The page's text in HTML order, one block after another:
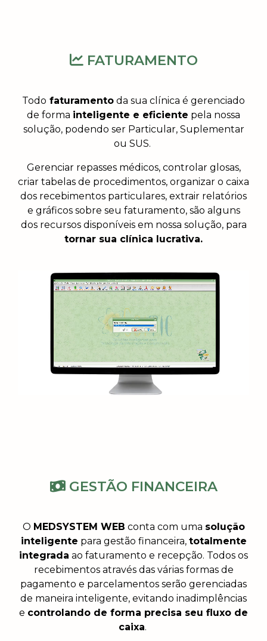
FATURAMENTO
Todo faturamento da sua clínica é gerenciado
de forma inteligente e eficiente pela nossa
solução, podendo ser Particular, Suplementar
ou SUS.
Gerenciar repasses médicos, controlar glosas,
criar tabelas de procedimentos, organizar o caixa
dos recebimentos particulares, extrair relatórios
e gráficos sobre seu faturamento, são alguns
dos recursos disponíveis em nossa solução, para
tornar sua clínica lucrativa.
GESTÃO FINANCEIRA
O MEDSYSTEM WEB conta com uma solução
inteligente para gestão financeira, totalmente
integrada ao faturamento e recepção. Todos os
recebimentos através das várias formas de
pagamento e parcelamentos serão gerenciadas
de maneira inteligente, evitando inadimplências
e controlando de forma precisa seu fluxo de
caixa.